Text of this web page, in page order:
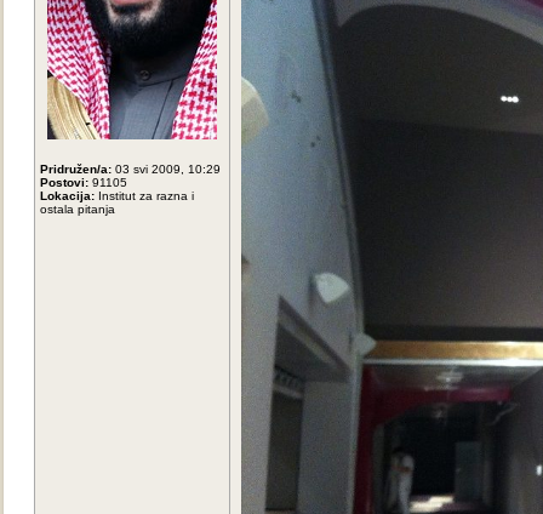
Pridružen/a: 03 svi 2009, 10:29
Postovi: 91105
Lokacija: Institut za razna i
ostala pitanja